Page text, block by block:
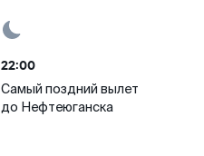
22:00
Самый поздний вылет
до Нефтеюганска